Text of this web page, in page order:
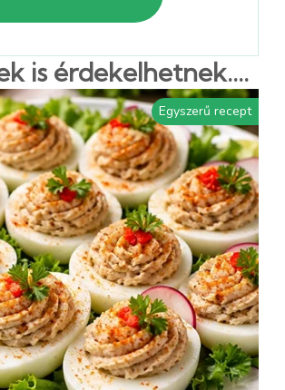
is érdekelhetnek....
Egyszerű recept